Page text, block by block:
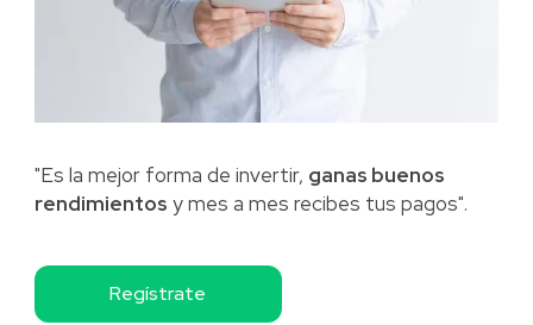
"Es la mejor forma de invertir, ganas buenos
rendimientos y mes a mes recibes tus pagos".
Regístrate